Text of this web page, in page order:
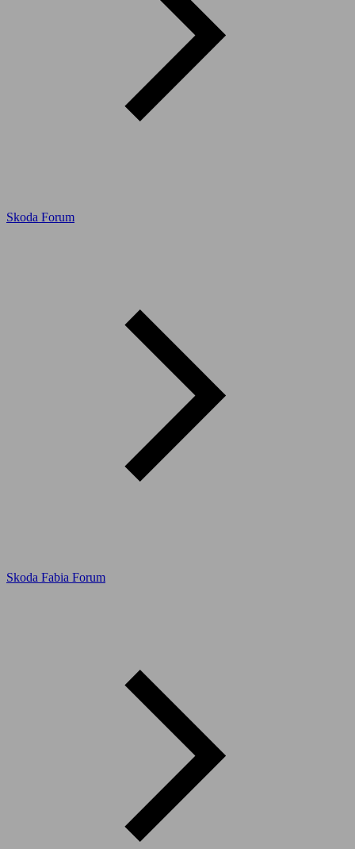
Skoda Forum
Skoda Fabia Forum